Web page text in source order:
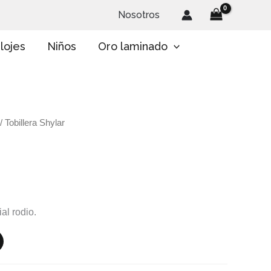
Nosotros
Niños Oro laminado
Tobillera Shylar
rodio.